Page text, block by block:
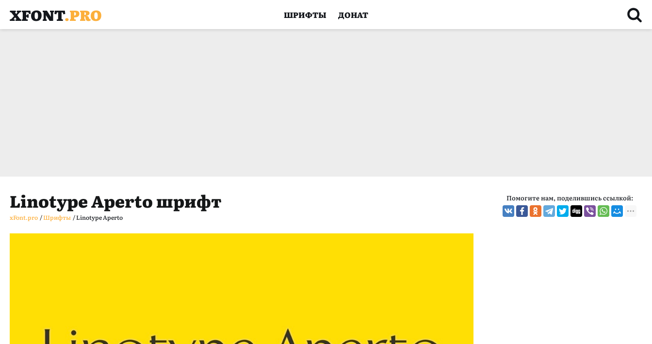
XFONT.PRO ШРИФТЫ ДОНАТ
Linotype Aperto шрифт
xFont.pro /Шрифты /Linotype Aperto
Помогите нам, поделившись ссылкой: